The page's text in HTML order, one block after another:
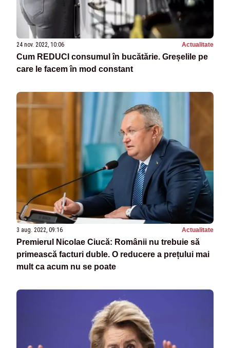
24 nov. 2022, 10:06 Actualitate
Cum REDUCI consumul în bucătărie. Greșelile pe
care le facem în mod constant
3 aug. 2022, 09:16 Actualitate
Premierul Nicolae Ciucă: Românii nu trebuie să
primească facturi duble. O reducere a prețului mai
mult ca acum nu se poate